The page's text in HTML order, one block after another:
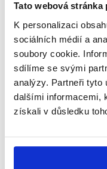
Tato webová stránka
K personalizaci
sociálních médií a
soubory cookie.
sdílíme se svými
analýzy. Partneři tyto
dalšími informacemi,
získali v důsledku
Sociální sítě
Nenechte si
z Demagog.cz.
příspěvků
práci.